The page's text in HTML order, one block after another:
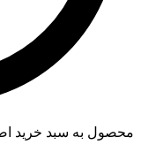
محصول به سبد خرید